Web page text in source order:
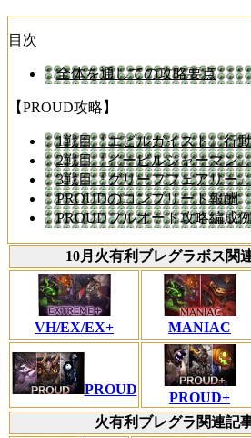
目次
全体を通しての攻略要点
【PROUD攻略】
1戦目『エビルガイスト』行
2戦目『イービルシャーマン
3戦目『グリーフフェアリー
PROUDのコンプリート報酬
PROUDフルオート攻略編成
10月火有利ブレグラボス関
VH/EX/EX+ MANIAC
PROUD
PROUD+
火有利ブレグラ関連記